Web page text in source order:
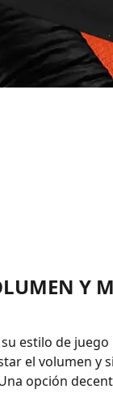
Y
estilo de
el volumen y
opción